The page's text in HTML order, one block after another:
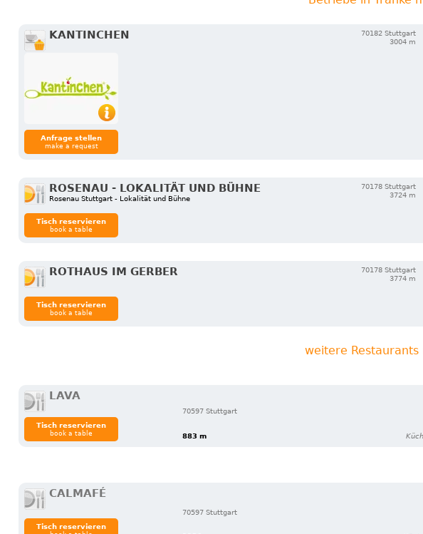
KANTINCHEN
70182 Stuttgart
3004 m
Anfrage stellen
make a request
ROSENAU - LOKALITÄT UND BÜHNE
Rosenau Stuttgart - Lokalität und Bühne
70178 Stuttgart
3724 m
Tisch reservieren
book a table
ROTHAUS IM GERBER
70178 Stuttgart
3774 m
Tisch reservieren
book a table
weitere
LAVA
70597 Stuttgart
883 m
Tisch reservieren
book a table
CALMAFÉ
70597 Stuttgart
Tisch reservieren